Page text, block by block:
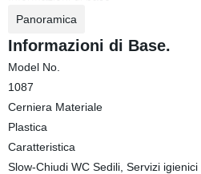
Panoramica
Informazioni di Base.
Model No.
1087
Cerniera Materiale
Plastica
Caratteristica
Slow-Chiudi WC Sedili, Servizi